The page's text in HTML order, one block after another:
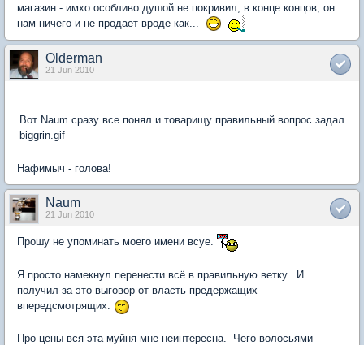
магазин - имхо особливо душой не покривил, в конце концов, он
нам ничего и не продает вроде как...
Olderman
21 Jun 2010
Вот Naum сразу все понял и товарищу правильный вопрос задал
biggrin.gif
Нафимыч - голова!
Naum
21 Jun 2010
Прошу не упоминать моего имени всуе.
Я просто намекнул перенести всё в правильную ветку. И
получил за это выговор от власть предержащих
впередсмотрящих.
Про цены вся эта муйня мне неинтересна. Чего волосьями